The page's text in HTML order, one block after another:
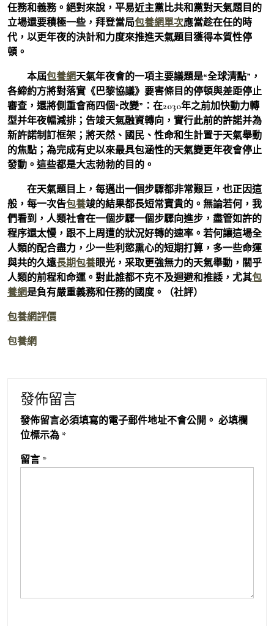
任務和義務。絕對來說，平易近主黨比共和黨對天氣題目的
立場還要積極一些，拜登當局包養網單次應當趁在任的時
代，以更年夜的決計和力度來推進天氣題目獲得本質性停
頓。
本屆包養網天氣年夜會的一項主要議題是“全球清點”，
各締約方將對落實《巴黎協議》要害條目的停頓與差距停止
審查，還將側重會商四個“改變”：在2030年之前加快動力轉
型并年夜幅減排；告竣天氣融資轉向，實行此前的許諾并為
新許諾制訂框架；將天然、國民、性命和生計置于天氣舉動
的焦點；為完成有史以來最具包涵性的天氣變更年夜會停止
發動。這些都是大志勃勃的目的。
在天氣題目上，每邁出一個步驟都非常艱巨，也正因這
般，每一次告包養竣的結果都長短常寶貴的。無論若何，我
們看到，人類社會在一個步驟一個步驟向進步，盡管如許的
程序還太慢，跟不上周遭的狀況好轉的速率。若何讓這場全
人類的配合盡力，少一些利慾熏心的短期打算，多一些命運
與共的久遠長期包養眼光，采取更強無力的天氣舉動，關乎
人類的前程和命運。對此誰都不克不及迴避和推諉，尤其包
養網是負有嚴重義務和任務的國度。（社評）
包養網評價
包養網
發佈留言
發佈留言必須填寫的電子郵件地址不會公開。 必填欄
位標示為 *
留言 *